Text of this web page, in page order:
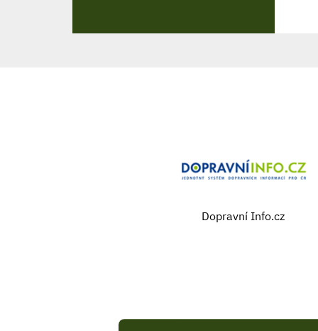
Dopravní Info.cz